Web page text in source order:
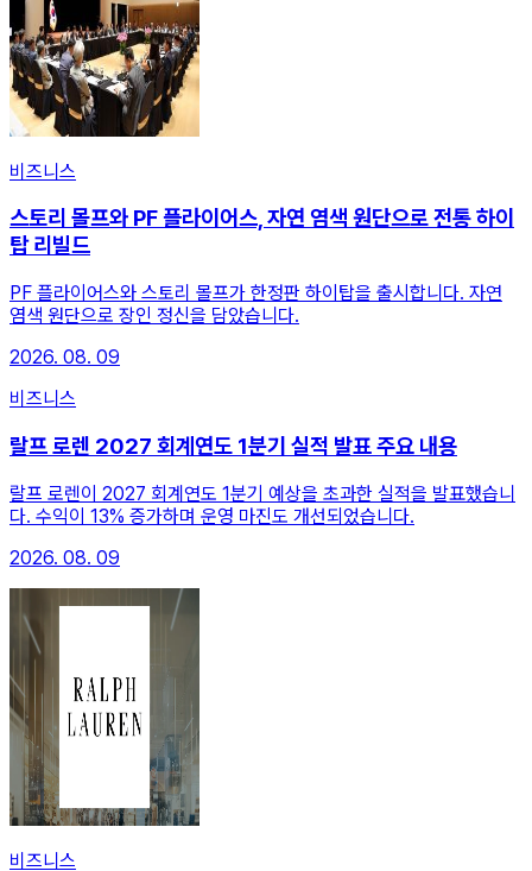
비즈니스
스토리 몰프와 PF 플라이어스, 자연 염색 원단으로 전통 하이
탑 리빌드
PF 플라이어스와 스토리 몰프가 한정판 하이탑을 출시합니다. 자연
염색 원단으로 장인 정신을 담았습니다.
2026. 08. 09
비즈니스
랄프 로렌 2027 회계연도 1분기 실적 발표 주요 내용
랄프 로렌이 2027 회계연도 1분기 예상을 초과한 실적을 발표했습니
다. 수익이 13% 증가하며 운영 마진도 개선되었습니다.
2026. 08. 09
비즈니스